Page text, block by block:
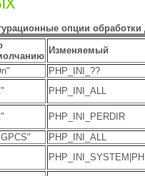
опции обработки
Изменяемый
PHP_INI_??
PHP_INI_ALL
PHP_INI_PERDIR
PHP_INI_ALL